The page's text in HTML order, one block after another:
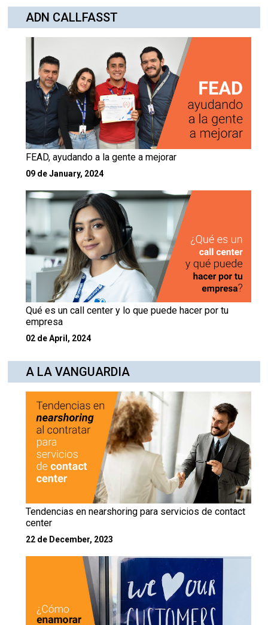
ADN CALLFASST
FEAD, ayudando a la gente a mejorar
09 de January, 2024
Qué es un call center y lo que puede hacer por tu
empresa
02 de April, 2024
A LA VANGUARDIA
Tendencias en nearshoring para servicios de contact
center
22 de December, 2023